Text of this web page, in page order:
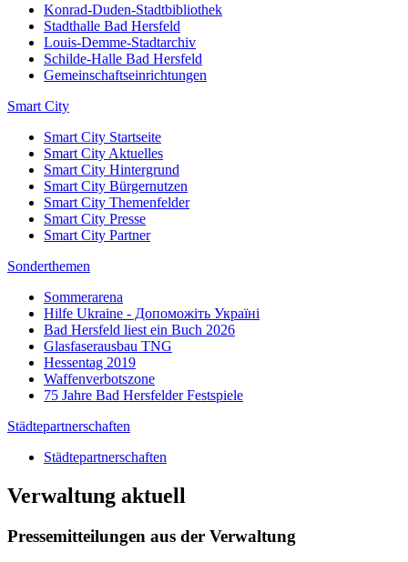
Konrad-Duden-Stadtbibliothek
Stadthalle Bad Hersfeld
Louis-Demme-Stadtarchiv
Schilde-Halle Bad Hersfeld
Gemeinschaftseinrichtungen
Smart City
Smart City Startseite
Smart City Aktuelles
Smart City Hintergrund
Smart City Bürgernutzen
Smart City Themenfelder
Smart City Presse
Smart City Partner
Sonderthemen
Sommerarena
Hilfe Ukraine - Допоможіть Україні
Bad Hersfeld liest ein Buch 2026
Glasfaserausbau TNG
Hessentag 2019
Waffenverbotszone
75 Jahre Bad Hersfelder Festspiele
Städtepartnerschaften
Städtepartnerschaften
Verwaltung aktuell
Pressemitteilungen aus der Verwaltung